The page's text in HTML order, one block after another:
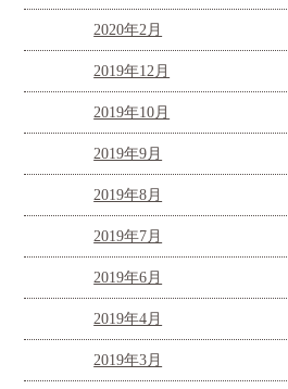
2020年2月
2019年12月
2019年10月
2019年9月
2019年8月
2019年7月
2019年6月
2019年4月
2019年3月